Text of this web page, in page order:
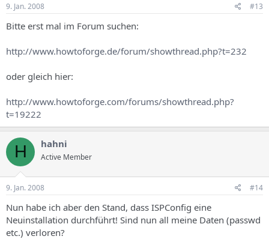
9. Jan. 2008 #13
Bitte erst mal im Forum suchen:
http://www.howtoforge.de/forum/showthread.php?t=232
oder gleich hier:
http://www.howtoforge.com/forums/showthread.php?
t=19222
H hahni
Active Member
9. Jan. 2008 #14
Nun habe ich aber den Stand, dass ISPConfig eine
Neuinstallation durchführt! Sind nun all meine Daten (passwd
etc.) verloren?